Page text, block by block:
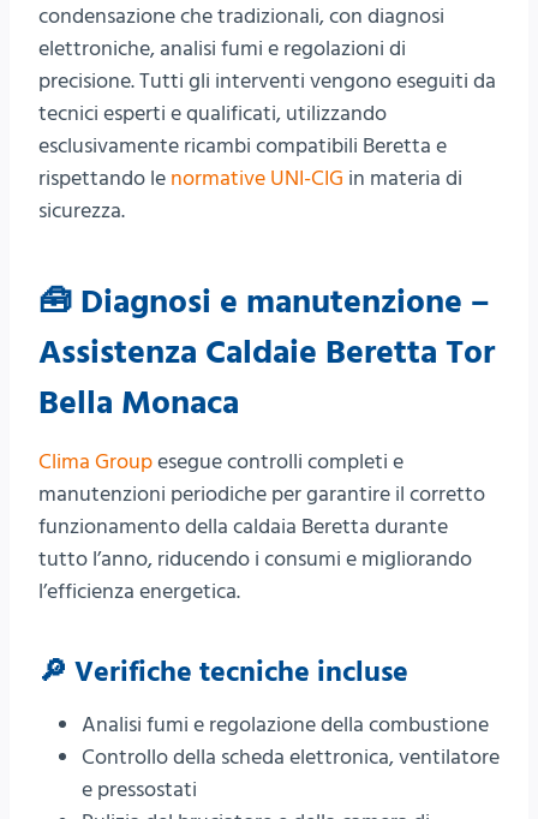
condensazione che tradizionali, con diagnosi
elettroniche, analisi fumi e regolazioni di
precisione. Tutti gli interventi vengono eseguiti da
tecnici esperti e qualificati, utilizzando
esclusivamente ricambi compatibili Beretta e
rispettando le normative UNI-CIG in materia di
sicurezza.
🧰 Diagnosi e manutenzione –
Assistenza Caldaie Beretta Tor
Bella Monaca
Clima Groupesegue controlli completi e
manutenzioni periodiche per garantire il corretto
funzionamento della caldaia Beretta durante
tutto l’anno, riducendo i consumi e migliorando
l’efficienza energetica.
🔎 Verifiche tecniche incluse
Analisi fumi e regolazione della combustione
Controllo della scheda elettronica, ventilatore
e pressostati